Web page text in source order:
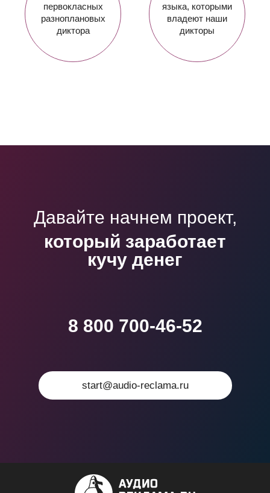
первокласных
разноплановых
диктора
языка, которыми
владеют наши
дикторы
Давайте начнем проект,
8 800 700-46-52
start@audio-reclama.ru